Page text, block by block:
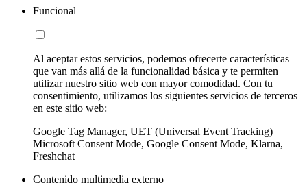
Funcional
Al aceptar estos servicios, podemos ofrecerte características
que van más allá de la funcionalidad básica y te permiten
utilizar nuestro sitio web con mayor comodidad. Con tu
consentimiento, utilizamos los siguientes servicios de terceros
en este sitio web:
Google Tag Manager, UET (Universal Event Tracking)
Microsoft Consent Mode, Google Consent Mode, Klarna,
Freshchat
Contenido multimedia externo